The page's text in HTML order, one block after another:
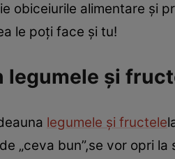
obiceiurile alimentare şi
le poţi face şi tu!
legumele şi
legumele şi fructele
„ceva bun”,se vor opri